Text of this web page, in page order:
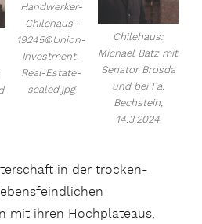
Handwerker-
Chilehaus-
19245©Union-
Investment-
Real-Estate-
scaled.jpg
Chilehaus:
Michael Batz mit
Senator Brosda
und bei Fa.
Bechstein,
14.3.2024
in der trocken-
mit ihren Hochplateaus,